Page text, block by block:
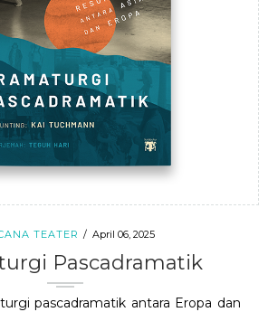
TEATER April 06, 2025
Pascadramatik
pascadramatik antara Eropa dan